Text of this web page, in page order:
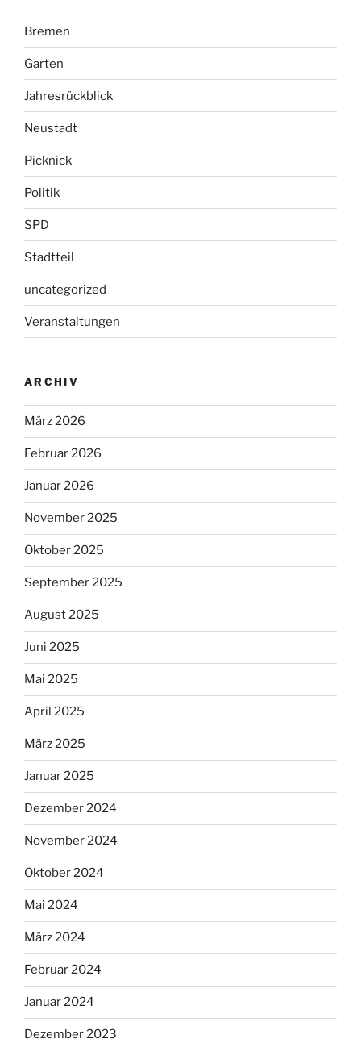
Bremen
Garten
Jahresrückblick
Neustadt
Picknick
Politik
SPD
Stadtteil
uncategorized
Veranstaltungen
ARCHIV
März 2026
Februar 2026
Januar 2026
November 2025
Oktober 2025
September 2025
August 2025
Juni 2025
Mai 2025
April 2025
März 2025
Januar 2025
Dezember 2024
November 2024
Oktober 2024
Mai 2024
März 2024
Februar 2024
Januar 2024
Dezember 2023